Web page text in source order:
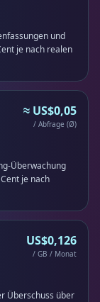
und
je nach realen
≈ US$0,05
/ Abfrage (Ø)
Überwachung
je nach
US$0,126
/ GB / Monat
Überschuss über